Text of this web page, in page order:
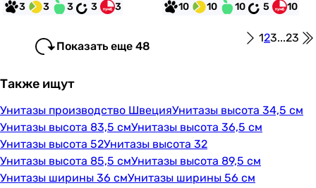
3 3 3 3 3 10 10 10 5 10
Показать еще 48
123...23
Также ищут
Унитазы производство ШвецияУнитазы высота 34,5 см
Унитазы высота 83,5 смУнитазы высота 36,5 см
Унитазы высота 52Унитазы высота 32
Унитазы высота 85,5 смУнитазы высота 89,5 см
Унитазы ширины 36 смУнитазы ширины 56 см